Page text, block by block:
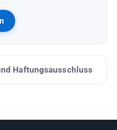
Haftungsausschluss